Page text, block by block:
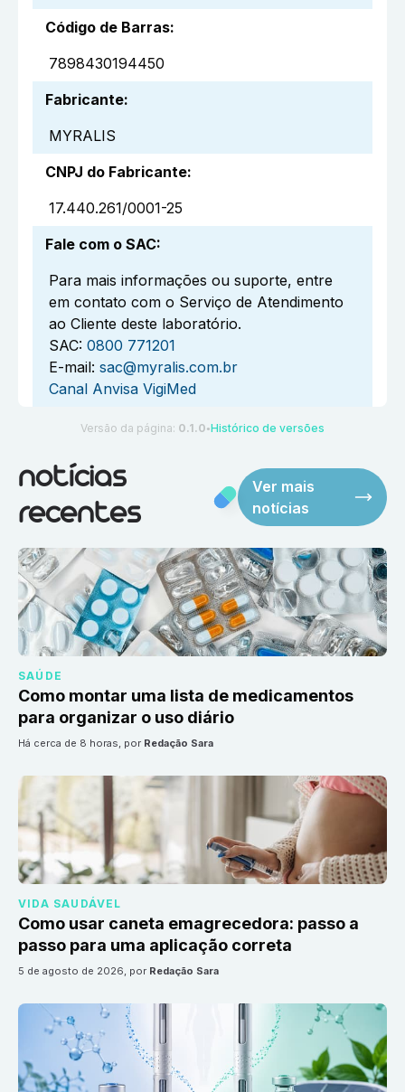
Código de Barras:
7898430194450
Fabricante:
MYRALIS
CNPJ do Fabricante:
17.440.261/0001-25
Fale com o SAC:
Para mais informações ou suporte, entre
em contato com o Serviço de Atendimento
ao Cliente deste laboratório.
SAC: 0800 771201
E-mail: sac@myralis.com.br
Canal Anvisa VigiMed
Versão da página: 0.1.0 ●Histórico de versões
notícias
recentes
Ver mais
notícias
SAÚDE
Como montar uma lista de medicamentos
para organizar o uso diário
há cerca de 8 horas, por Redação Sara
VIDA SAUDÁVEL
Como usar caneta emagrecedora: passo a
passo para uma aplicação correta
5 de agosto de 2026, por Redação Sara